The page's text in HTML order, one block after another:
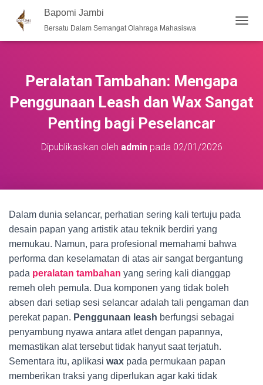
Bapomi Jambi
Bersatu Dalam Semangat Olahraga Mahasiswa
O
A
Peralatan Tambahan: Mengapa
Penggunaan Leash dan Wax Sangat
Penting bagi Peselancar
Dipublikasikan oleh adminpada 02/01/2026
Dalam dunia selancar, perhatian sering kali tertuju pada
desain papan yang artistik atau teknik berdiri yang
memukau. Namun, para profesional memahami bahwa
performa dan keselamatan di atas air sangat bergantung
pada peralatan tambahan yang sering kali dianggap
remeh oleh pemula. Dua komponen yang tidak boleh
absen dari setiap sesi selancar adalah tali pengaman dan
perekat papan. Penggunaan leash berfungsi sebagai
penyambung nyawa antara atlet dengan papannya,
memastikan alat tersebut tidak hanyut saat terjatuh.
Sementara itu, aplikasi wax pada permukaan papan
memberikan traksi yang diperlukan agar kaki tidak